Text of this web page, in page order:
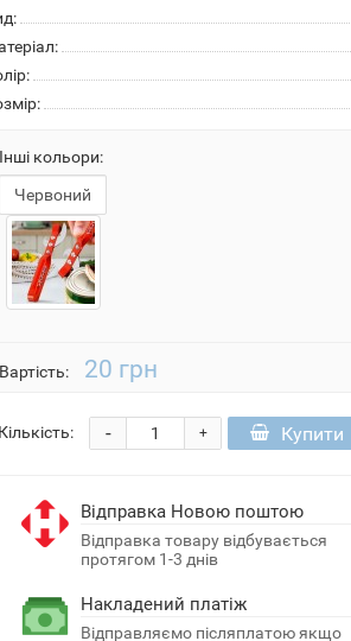
Інші кольори:
Червоний
Вартість: 20 грн
Кількість: +
- Купити
Відправка Новою поштою
Відправка товару відбувається
протягом 1-3 днів
Накладений платіж
Відправляємо післяплатою якщо